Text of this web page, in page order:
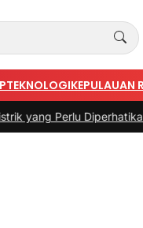
TEKNOLOGIKEPULAUAN
Diperhatikan|#3 -